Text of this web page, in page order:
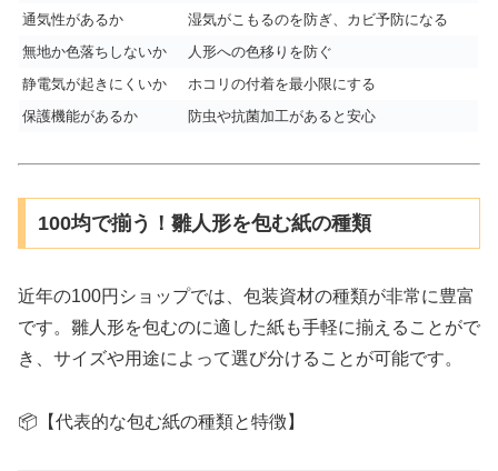
通気性があるか
湿気がこもるのを防ぎ、カビ予防になる
無地か色落ちしないか
人形への色移りを防ぐ
静電気が起きにくいか
ホコリの付着を最小限にする
保護機能があるか
防虫や抗菌加工があると安心
100均で揃う！雛人形を包む紙の種類
近年の100円ショップでは、包装資材の種類が非常に豊富
です。雛人形を包むのに適した紙も手軽に揃えることがで
き、サイズや用途によって選び分けることが可能です。
📦【代表的な包む紙の種類と特徴】